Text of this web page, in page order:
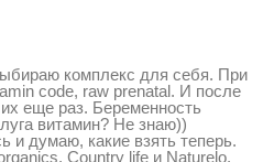
комплекс для себя. При
code, raw prenatal. И после
еще раз. Беременность
витамин? Не знаю))
и думаю, какие взять теперь.
Country life и Naturelo.